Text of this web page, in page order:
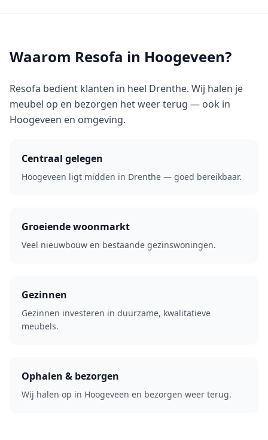
Waarom Resofa in Hoogeveen?
Resofa bedient klanten in heel Drenthe. Wij halen je
meubel op en bezorgen het weer terug — ook in
Hoogeveen en omgeving.
Centraal gelegen
Hoogeveen ligt midden in Drenthe — goed bereikbaar.
Groeiende woonmarkt
Veel nieuwbouw en bestaande gezinswoningen.
Gezinnen
Gezinnen investeren in duurzame, kwalitatieve
meubels.
Ophalen & bezorgen
Wij halen op in Hoogeveen en bezorgen weer terug.